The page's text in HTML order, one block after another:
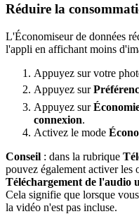
Réduire la
L'Économiseur de données
l'appli en affichant moins
Appuyez sur votre
Appuyez sur
Appuyez sur
connexion.
Activez le mode
Conseil : dans la rubrique
pouvez également activer les
Téléchargement de l'audio
Cela signifie que lorsque
la vidéo n'est pas incluse.